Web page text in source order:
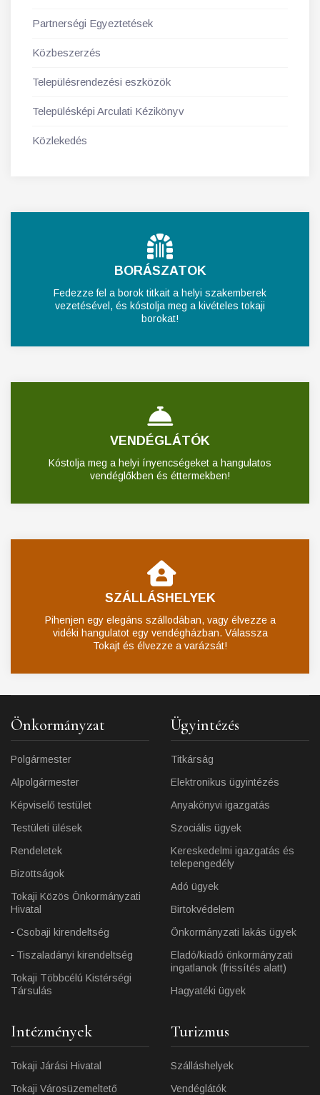
Partnerségi Egyeztetések
Közbeszerzés
Településrendezési eszközök
Településképi Arculati Kézikönyv
Közlekedés
BORÁSZATOK
Fedezze fel a borok titkait a helyi szakemberek
vezetésével, és kóstolja meg a kivételes tokaji
borokat!
VENDÉGLÁTÓK
Kóstolja meg a helyi ínyencségeket a hangulatos
vendéglőkben és éttermekben!
SZÁLLÁSHELYEK
Pihenjen egy elegáns szállodában, vagy élvezze a
vidéki hangulatot egy vendégházban. Válassza
Tokajt és élvezze a varázsát!
Önkormányzat
Polgármester
Alpolgármester
Képviselő testület
Testületi ülések
Rendeletek
Bizottságok
Tokaji Közös Önkormányzati
Hivatal
Csobaji kirendeltség
Tiszaladányi kirendeltség
Tokaji Többcélú Kistérségi
Társulás
Ügyintézés
Titkárság
Elektronikus ügyintézés
Anyakönyvi igazgatás
Szociális ügyek
Kereskedelmi igazgatás és
telepengedély
Adó ügyek
Birtokvédelem
Önkormányzati lakás ügyek
Eladó/kiadó önkormányzati
ingatlanok (frissítés alatt)
Hagyatéki ügyek
Intézmények
Tokaji Járási Hivatal
Tokaji Városüzemeltető
Turizmus
Szálláshelyek
Vendéglátók